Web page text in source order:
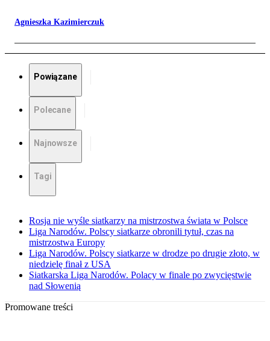
Agnieszka Kazimierczuk
Powiązane
Polecane
Najnowsze
Tagi
Rosja nie wyśle siatkarzy na mistrzostwa świata w Polsce
Liga Narodów. Polscy siatkarze obronili tytuł, czas na
mistrzostwa Europy
Liga Narodów. Polscy siatkarze w drodze po drugie złoto, w
niedzielę finał z USA
Siatkarska Liga Narodów. Polacy w finale po zwycięstwie
nad Słowenią
Promowane treści